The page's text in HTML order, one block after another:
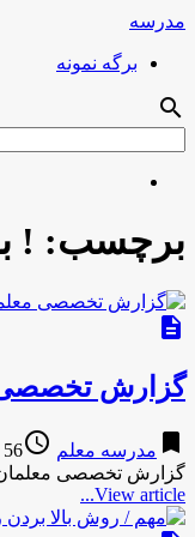
مدرسه
برگه نمونه
search
برچسب: !
description
گزارش تخصصی
bookmark مدرسه معلم access_time
56 years ago
گزارش تخصصی معلمان
View article...